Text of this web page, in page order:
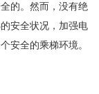
的。然而，没有绝
安全状况，加强电
安全的乘梯环境。